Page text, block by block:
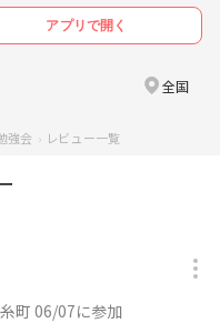
アプリで開く
全国
強会 レビュー一覧
町 06/07に参加